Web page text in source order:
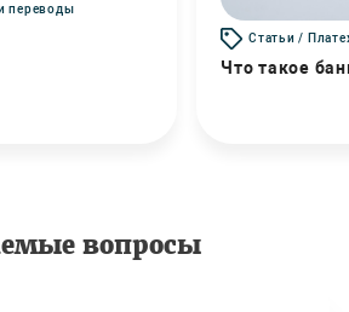
переводы
Статьи /
Что такое
вопросы